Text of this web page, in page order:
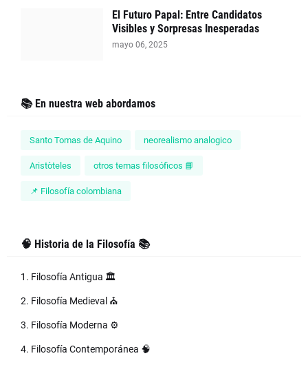
El Futuro Papal: Entre Candidatos
Visibles y Sorpresas Inesperadas
mayo 06, 2025
📚 En nuestra web abordamos
Santo Tomas de Aquino neorealismo analogico
Aristòteles otros temas filosóficos 📘
📌 Filosofía colombiana
🧠 Historia de la Filosofía 📚
1. Filosofía Antigua 🏛️
2. Filosofía Medieval ⛪
3. Filosofía Moderna ⚙️
4. Filosofía Contemporánea 🧠